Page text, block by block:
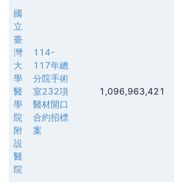
國
立
臺
灣
大
學
醫
學
院
附
設
醫
院
114-
117年總
分院手術
室232項
醫材開口
合約招標
案
1,096,963,421